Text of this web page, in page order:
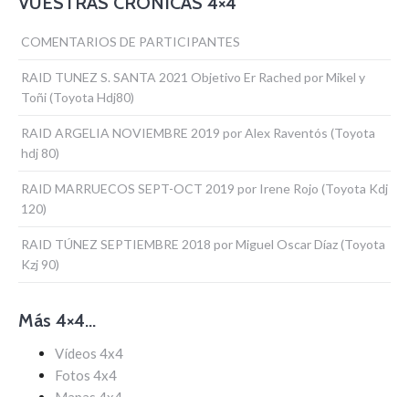
COMENTARIOS DE PARTICIPANTES
RAID TUNEZ S. SANTA 2021 Objetivo Er Rached por Mikel y
Toñi (Toyota Hdj80)
RAID ARGELIA NOVIEMBRE 2019 por Alex Raventós (Toyota
hdj 80)
RAID MARRUECOS SEPT-OCT 2019 por Irene Rojo (Toyota Kdj
120)
RAID TÚNEZ SEPTIEMBRE 2018 por Miguel Oscar Díaz (Toyota
Kzj 90)
Más 4×4…
Vídeos 4x4
Fotos 4x4